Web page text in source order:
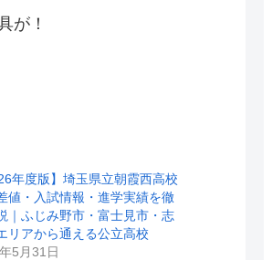
が！
年度版】埼玉県立朝霞西高校
値・入試情報・進学実績を徹
｜ふじみ野市・富士見市・志
リアから通える公立高校
5月31日